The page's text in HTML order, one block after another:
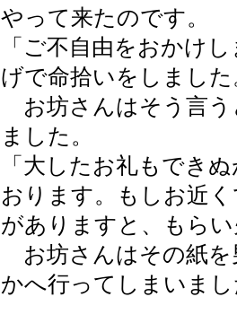
やって来たのです。
「ご不自由をおかけ
げで命拾いをしまし
お坊さんはそう言う
ました。
「大したお礼もでき
おります。もしお近
がありますと、もら
お坊さんはその紙を
かへ行ってしまいま